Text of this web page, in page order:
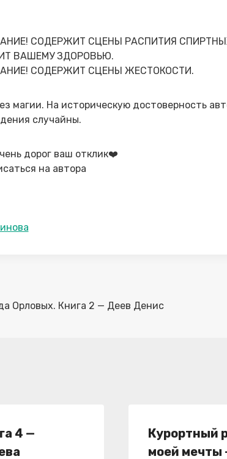
СОДЕРЖИТ СЦЕНЫ РАСПИТИЯ
ВАШЕМУ ЗДОРОВЬЮ.
СОДЕРЖИТ СЦЕНЫ ЖЕСТОКОСТИ.
магии. На историческую достоверность
случайны.
дорог ваш отклик❤️
на автора
Орловых. Книга 2 — Деев Денис
4 —
Курортный
моей мечты